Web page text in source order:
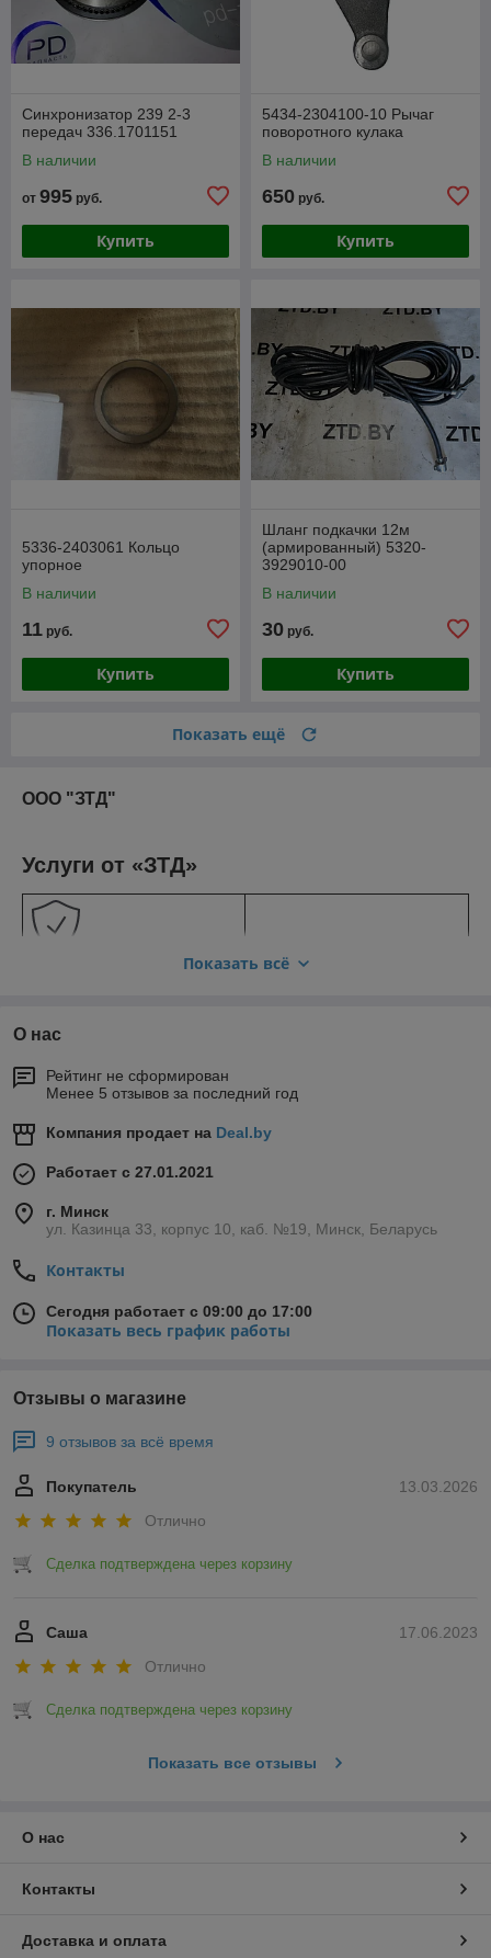
Синхронизатор 239 2-3
передач 336.1701151
В наличии
от 995 руб.
Купить
5434-2304100-10 Рычаг
поворотного кулака
В наличии
650 руб.
Купить
5336-2403061 Кольцо
упорное
В наличии
11 руб.
Купить
Шланг подкачки 12м
(армированный) 5320-
3929010-00
В наличии
30 руб.
Купить
Показать ещё
ООО "ЗТД"
Услуги от «ЗТД»
запасных частей
тракторов МТЗ и
Консультация по
установке запчасти
эксплуатацию определенной
комплектующей,
уникальные детали для
Продукция в наличии и под
6 аргументов в пользу наших деталей
☑
качества QS 9000 и ISO 9000
срока службы
☑
Показать всё
О нас
Рейтинг не сформирован
Менее 5 отзывов за последний год
Компания продает на Deal.by
Работает с 27.01.2021
г. Минск
ул. Казинца 33, корпус 10, каб. №19, Минск, Беларусь
Контакты
Сегодня работает с 09:00 до 17:00
Показать весь график работы
Отзывы о магазине
9 отзывов за всё время
13.03.2026
Покупатель
Отлично
Сделка подтверждена через корзину
17.06.2023
Саша
Отлично
Сделка подтверждена через корзину
Показать все отзывы
О нас
Контакты
Доставка и оплата